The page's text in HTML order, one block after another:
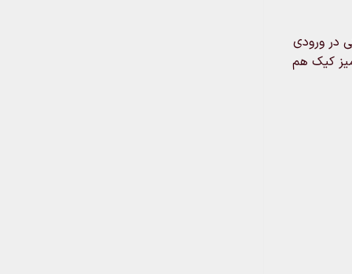
در ورودی
کیک هم